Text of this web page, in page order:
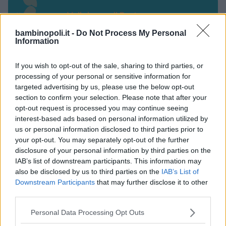
bambinopoli.it - Do Not Process My Personal
Information
If you wish to opt-out of the sale, sharing to third parties, or
processing of your personal or sensitive information for
targeted advertising by us, please use the below opt-out
section to confirm your selection. Please note that after your
opt-out request is processed you may continue seeing
interest-based ads based on personal information utilized by
us or personal information disclosed to third parties prior to
your opt-out. You may separately opt-out of the further
disclosure of your personal information by third parties on the
IAB’s list of downstream participants. This information may
also be disclosed by us to third parties on the IAB’s List of
Downstream Participants that may further disclose it to other
Please note that this website/app uses one or more Google
Personal Data Processing Opt Outs
Valigie per il Parto
Corsi di Lingua per bambini
Laboratori creativi per bambini
Asili Nido